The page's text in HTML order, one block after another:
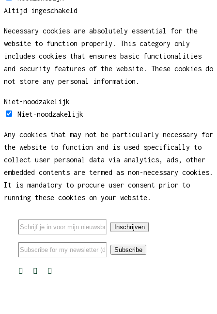
Altijd ingeschakeld
Necessary cookies are absolutely essential for the
website to function properly. This category only
includes cookies that ensures basic functionalities
and security features of the website. These cookies do
not store any personal information.
Niet-noodzakelijk
Niet-noodzakelijk
Any cookies that may not be particularly necessary for
the website to function and is used specifically to
collect user personal data via analytics, ads, other
embedded contents are termed as non-necessary cookies.
It is mandatory to procure user consent prior to
running these cookies on your website.